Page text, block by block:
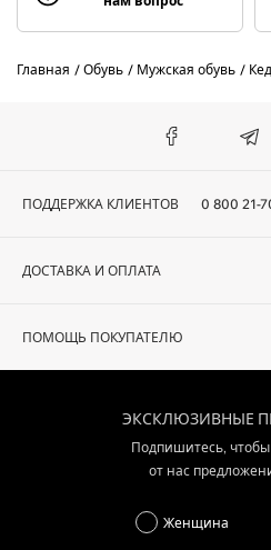
Главная Обувь Мужская обувь
ПОДДЕРЖКА КЛИЕНТОВ 0 800 21-
ДОСТАВКА И ОПЛАТА
ПОМОЩЬ ПОКУПАТЕЛЮ
ЭКСКЛЮЗИВНЫЕ
Подпишитесь, чтобы
от нас
Женщина